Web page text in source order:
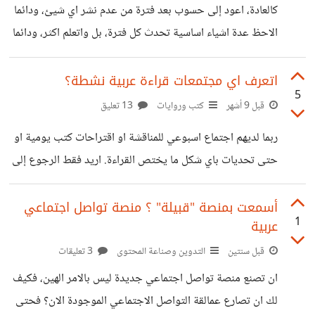
فاستطيع تعليم الفقرات والاسطر التي اريد التعليق عليها وكتابة
ملاحظة، وفي الكتب الورقية، لدي مفكرة صغيرة بها ورق اخذ
منها ورقة واكتب فيها ملاحظتي
كالعادة، اعود إلى حسوب بعد فترة من عدم نشر اي شيئ، ودائما
الاحظ عدة اشياء اساسية تحدث كل فترة، بل واتعلم اكثر، ودائما
اتسائل، ماذا لو صنعت شيفرة برمجية تفعل كذا وكذا، ما تاثير
يستعمل الذكاء الاصطناعي لتحديد بعض المواضيع الشيقة
وايضا يمكنه الرد على التعليقات وغيرها. كيف سيتأثر المجتمع
من ذلك، وكم من الوقت يحتاجون حتى يكتشفونه. او مثلا،
لاحظت
5
اتعرف اي مجتمعات قراءة عربية نشطة؟
قبل 9 أشهر كتب وروايات
ربما لديهم اجتماع اسبوعي للمناقشة او اقتراحات كتب يومية او
حتى تحديات باي شكل ما يختص القراءة. اريد فقط الرجوع إلى
قراءة الكتب بشغف اكثر، واعتقد ان وجود مجتمع من حولي
يهتم بالامر سيساعدني كثيرا. فهل تعرف اي مجتمعات قراءة
عربية نشطة على الانترنت يمكنني المشاركة فيها؟ *جربت
goodreads، للاسف غير متفاعل
1
أسمعت بمنصة "قبيلة" ؟ منصة تواصل اجتماعي
عربية
قبل سنتين التدوين وصناعة المحتوى
ان تصنع منصة تواصل اجتماعي جديدة ليس بالامر الهين، فكيف
لك ان تصارع عمالقة التواصل الاجتماعي الموجودة الان؟ فحتى